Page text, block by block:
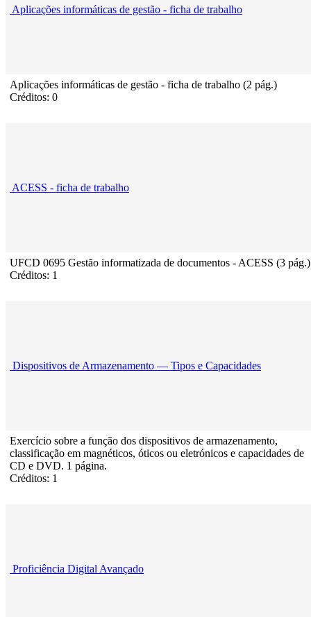
Aplicações informáticas de gestão - ficha de trabalho
Aplicações informáticas de gestão - ficha de trabalho (2 pág.)
Créditos: 0
ACESS - ficha de trabalho
UFCD 0695 Gestão informatizada de documentos - ACESS (3 pág.)
Créditos: 1
Dispositivos de Armazenamento — Tipos e Capacidades
Exercício sobre a função dos dispositivos de armazenamento,
classificação em magnéticos, óticos ou eletrónicos e capacidades de
CD e DVD. 1 página.
Créditos: 1
Proficiência Digital Avançado